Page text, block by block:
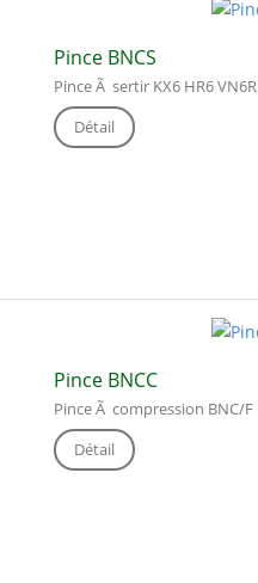
Pince BNCS
Pince Ã sertir KX6 HR6 VN6R
Détail
Pince BNCC
Pince Ã compression BNC/F
Détail